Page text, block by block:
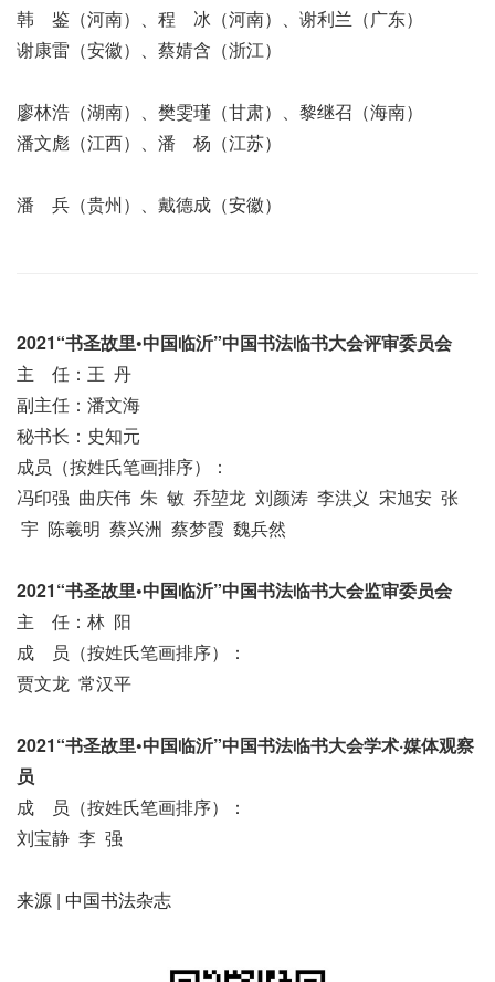
韩 鉴（河南）、程 冰（河南）、谢利兰（广东）
谢康雷（安徽）、蔡婧含（浙江）
廖林浩（湖南）、樊雯瑾（甘肃）、黎继召（海南）
潘文彪（江西）、潘 杨（江苏）
潘 兵（贵州）、戴德成（安徽）
2021“书圣故里•中国临沂”中国书法临书大会评审委员会
主 任：王 丹
副主任：潘文海
秘书长：史知元
成员（按姓氏笔画排序）：
冯印强 曲庆伟 朱 敏 乔堃龙 刘颜涛 李洪义 宋旭安 张
宇 陈羲明 蔡兴洲 蔡梦霞 魏兵然
2021“书圣故里•中国临沂”中国书法临书大会监审委员会
主 任：林 阳
成 员（按姓氏笔画排序）：
贾文龙 常汉平
2021“书圣故里•中国临沂”中国书法临书大会学术·媒体观察
员
成 员（按姓氏笔画排序）：
刘宝静 李 强
来源 | 中国书法杂志